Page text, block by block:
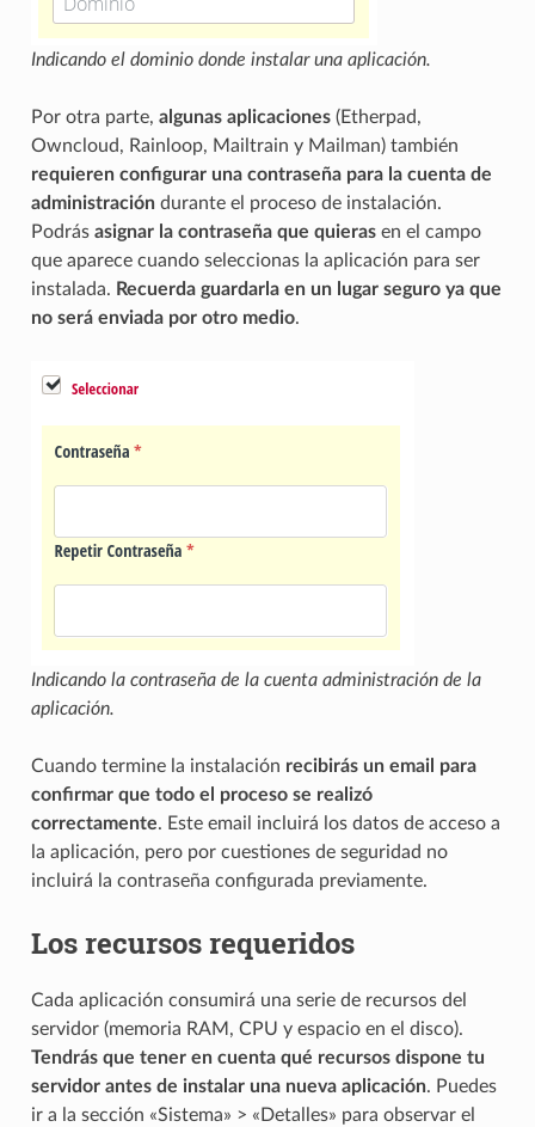
Indicando el dominio donde instalar una aplicación.
Por otra parte, algunas aplicaciones(Etherpad,
Owncloud, Rainloop, Mailtrain y Mailman) también
requieren configurar una contraseña para la cuenta de
administracióndurante el proceso de instalación.
Podrás asignar la contraseña que quierasen el campo
que aparece cuando seleccionas la aplicación para ser
instalada. Recuerda guardarla en un lugar seguro ya que
no será enviada por otro medio.
Indicando la contraseña de la cuenta administración de la
aplicación.
Cuando termine la instalación recibirás un email para
confirmar que todo el proceso se realizó
correctamente. Este email incluirá los datos de acceso a
la aplicación, pero por cuestiones de seguridad no
incluirá la contraseña configurada previamente.
Los recursos requeridos
Cada aplicación consumirá una serie de recursos del
servidor (memoria RAM, CPU y espacio en el disco).
Tendrás que tener en cuenta qué recursos dispone tu
servidor antes de instalar una nueva aplicación. Puedes
ir a la sección «Sistema» > «Detalles» para observar el